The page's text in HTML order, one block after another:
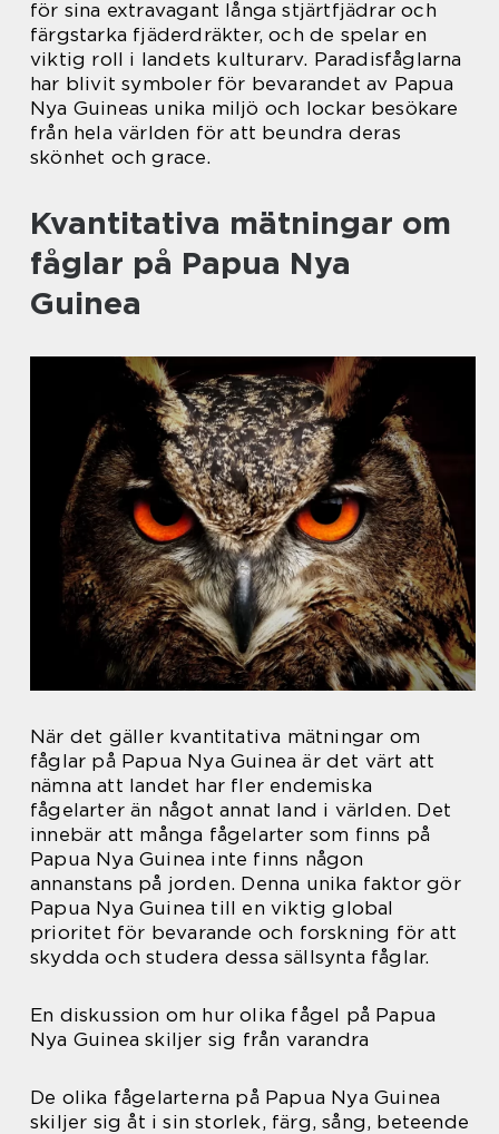
för sina extravagant långa stjärtfjädrar och
färgstarka fjäderdräkter, och de spelar en
viktig roll i landets kulturarv. Paradisfåglarna
har blivit symboler för bevarandet av Papua
Nya Guineas unika miljö och lockar besökare
från hela världen för att beundra deras
skönhet och grace.
Kvantitativa mätningar om
fåglar på Papua Nya
Guinea
När det gäller kvantitativa mätningar om
fåglar på Papua Nya Guinea är det värt att
nämna att landet har fler endemiska
fågelarter än något annat land i världen. Det
innebär att många fågelarter som finns på
Papua Nya Guinea inte finns någon
annanstans på jorden. Denna unika faktor gör
Papua Nya Guinea till en viktig global
prioritet för bevarande och forskning för att
skydda och studera dessa sällsynta fåglar.
En diskussion om hur olika fågel på Papua
Nya Guinea skiljer sig från varandra
De olika fågelarterna på Papua Nya Guinea
skiljer sig åt i sin storlek, färg, sång, beteende